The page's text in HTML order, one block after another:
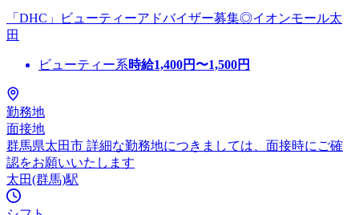
「DHC」ビューティーアドバイザー募集◎イオンモール太
田
ビューティー系時給1,400円〜1,500円
勤務地
面接地
群馬県太田市 詳細な勤務地につきましては、面接時にご確
認をお願いいたします
太田(群馬)駅